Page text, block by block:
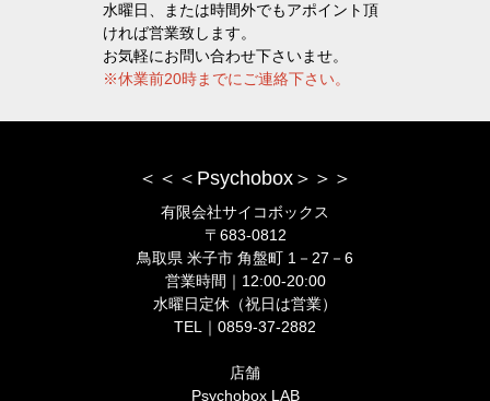
水曜日、または時間外でもアポイント頂
ければ営業致します。
お気軽にお問い合わせ下さいませ。
※休業前20時までにご連絡下さい。
＜＜＜Psychobox＞＞＞
有限会社サイコボックス
〒683-0812
鳥取県 米子市 角盤町 1－27－6
営業時間｜12:00-20:00
水曜日定休（祝日は営業）
TEL｜0859-37-2882
店舗
Psychobox LAB